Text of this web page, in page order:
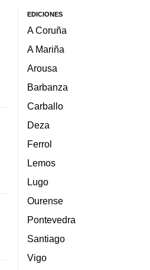
EDICIONES
A Coruña
A Mariña
Arousa
Barbanza
Carballo
Deza
Ferrol
Lemos
Lugo
Ourense
Pontevedra
Santiago
Vigo